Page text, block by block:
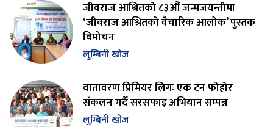
जीवराज आश्रितको ८३औँ जन्मजयन्तीमा
‘जीवराज आश्रितको वैचारिक आलोक’ पुस्तक
विमोचन
लुम्बिनी खोज
वातावरण प्रिमियर लिगः एक टन फोहोर
संकलन गर्दै सरसफाइ अभियान सम्पन्न
लुम्बिनी खोज